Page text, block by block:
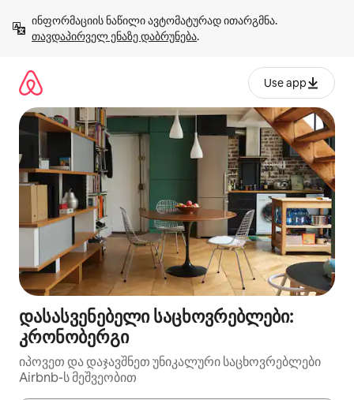
გადასვლა
თავდაპირველ ენაზე დაბრუნება.
Use app
დასასვენებელი საცხოვრებლები:
კრონობერგი
იპოვეთ და დაჯავშნეთ უნიკალური საცხოვრებლები
Airbnb-ს მეშვეობით